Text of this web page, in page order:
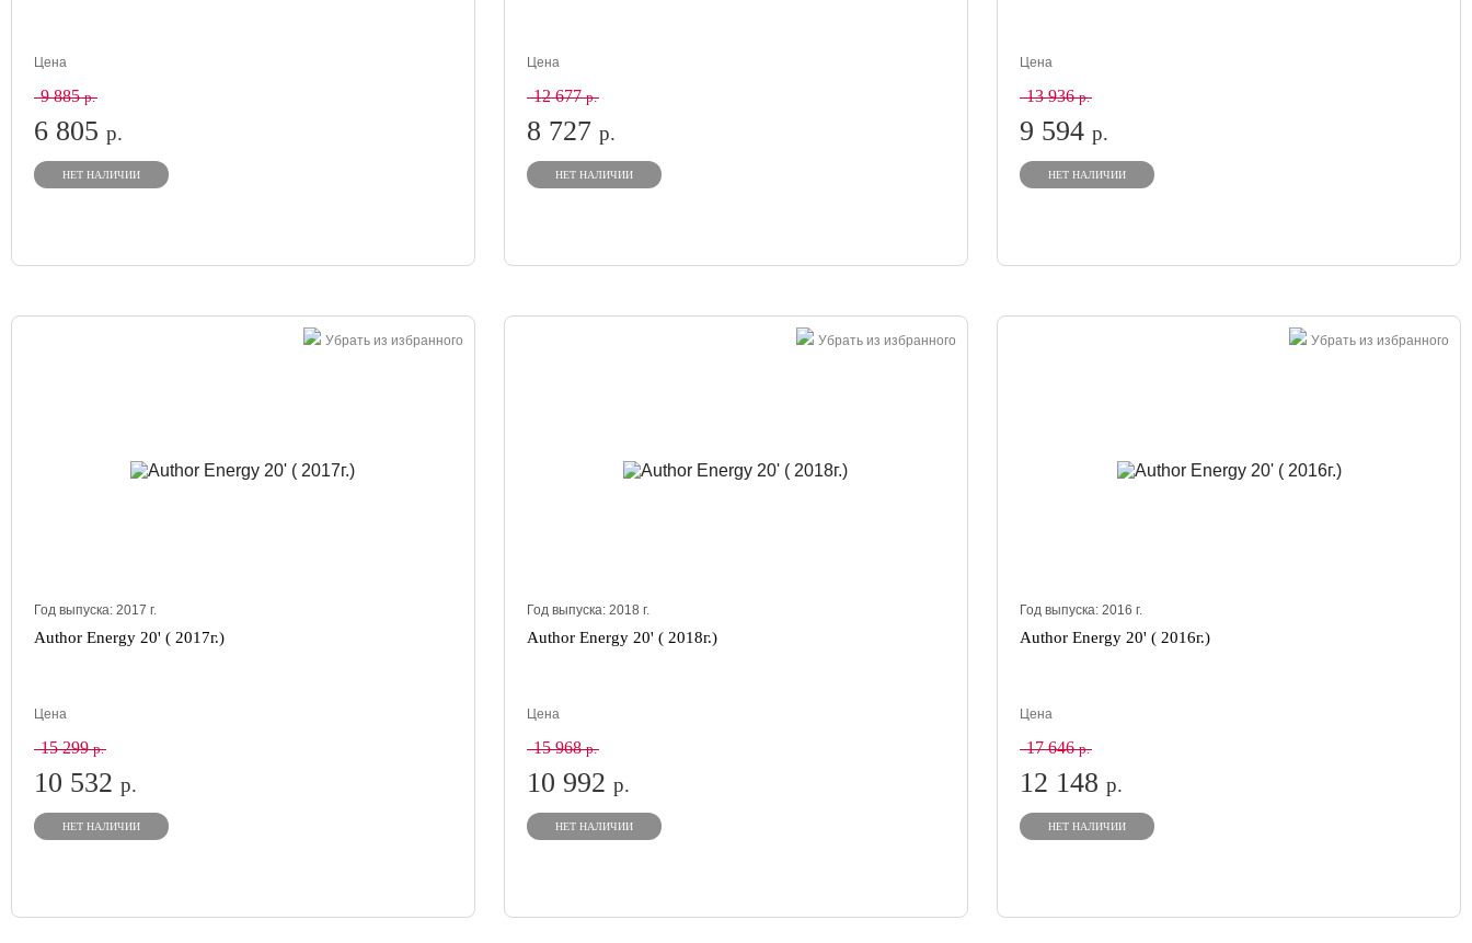
Цена
9 885р.
6 805 р.
НЕТ НАЛИЧИИ
Цена
12 677р.
8 727р.
НЕТ НАЛИЧИИ
Цена
13 936р.
9 594р.
НЕТ НАЛИЧИИ
Убрать из избранного
Год выпуска: 2017 г.
Author Energy 20' ( 2017г.)
Цена
15 299р.
10 532 р.
НЕТ НАЛИЧИИ
Убрать из избранного
Год выпуска:2018г.
Author Energy 20' ( 2018г.)
Цена
15 968р.
10 992р.
НЕТ НАЛИЧИИ
Убрать из избранного
Год выпуска:2016г.
Author Energy 20' ( 2016г.)
Цена
17 646р.
12 148р.
НЕТ НАЛИЧИИ